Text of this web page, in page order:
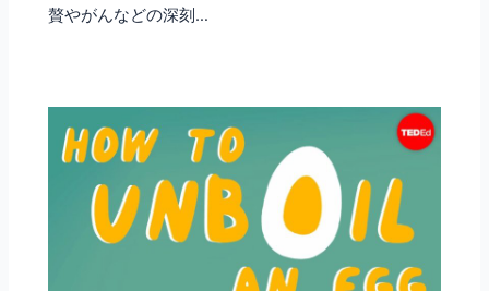
贅やがんなどの深刻…